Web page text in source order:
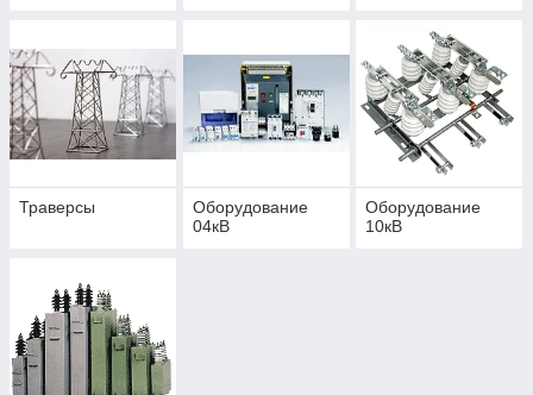
Траверсы
Оборудование
04кВ
Оборудование
10кВ